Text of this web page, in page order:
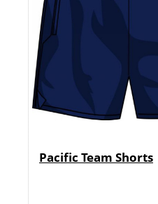
Pacific Team Shorts